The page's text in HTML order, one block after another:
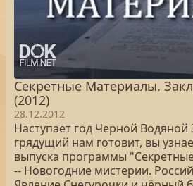
Секретные Материалы.
(2012)
28.12.2012
Наступает год Черной Водяной
грядущий нам готовит, вы
выпуска программы
-- Новогодние мистерии.